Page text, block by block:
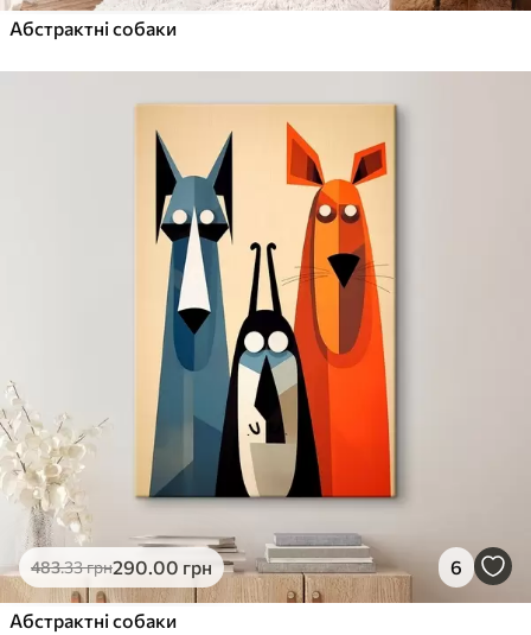
✓Яскраві, насичені кольори
Поверхня з текстурою полотна
Екологічний матеріал
Абстрактні собаки
483.33грн290.00 грн 6
Абстрактні собаки